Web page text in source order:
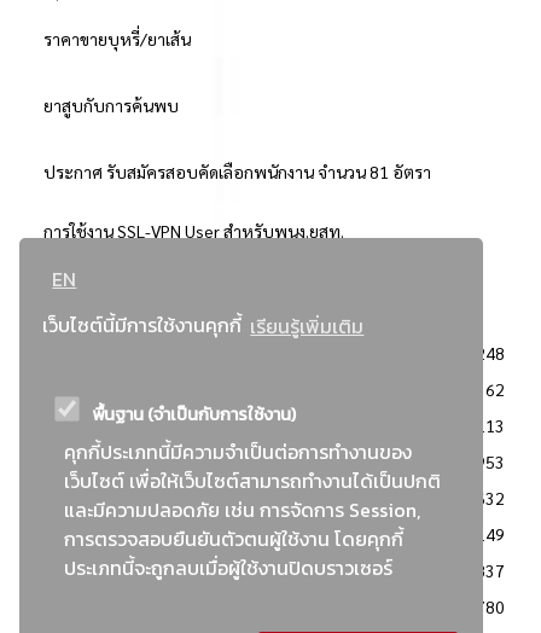
EN
เว็บไซต์นี้มีการใช้งานคุกกี้ เรียนรู้เพิ่มเติม
พื้นฐาน (จำเป็นกับการใช้งาน)
คุกกี้ประเภทนี้มีความจำเป็นต่อการทำงานของ
เว็บไซต์ เพื่อให้เว็บไซต์สามารถทำงานได้เป็นปกติ
และมีความปลอดภัย เช่น การจัดการ Session,
การตรวจสอบยืนยันตัวตนผู้ใช้งาน โดยคุกกี้
ประเภทนี้จะถูกลบเมื่อผู้ใช้งานปิดบราวเซอร์
ราคาขายบุหรี่/ยาเส้น
ยาสูบกับการค้นพบ
ประกาศ รับสมัครสอบคัดเลือกพนักงาน จำนวน 81 อัตรา
การใช้งาน SSL-VPN User สำหรับพนง.ยสท.
..ยอดนิยม..
3248
2362
: วิธีเฉพาะเจาะจง
2113
ข่าวสาร/ประกาศ
1953
: เอกสารส่งเสริมความโปร่งใสในการจัดซื้อจัดจ้าง
1632
ข่าวสารจัดซื้อจัดจ้าง
1149
: แผนการจัดซื้อจัดจ้าง
837
780